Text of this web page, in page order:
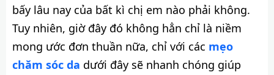
bấy lâu nay của bất kì chị em nào phải không.
Tuy nhiên, giờ đây đó không hẳn chỉ là niềm
mong ước đơn thuần nữa, chỉ với các mẹo
chăm sóc da dưới đây sẽ nhanh chóng giúp